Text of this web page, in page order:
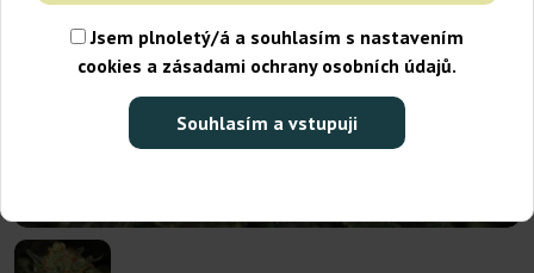
Jsem plnoletý/á a souhlasím s nastavením
cookies a zásadami ochrany osobních údajů.
Souhlasím a vstupuji